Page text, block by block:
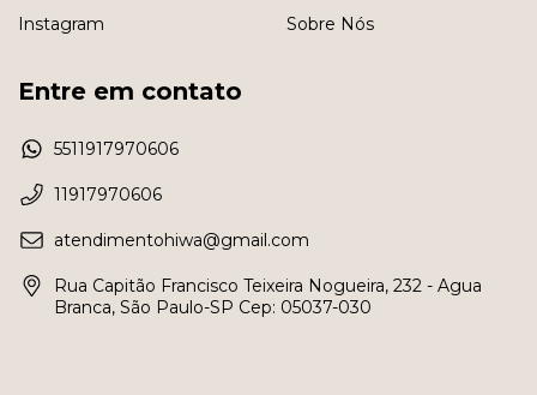
Instagram Sobre Nós
Entre em contato
5511917970606
11917970606
atendimentohiwa@gmail.com
Rua Capitão Francisco Teixeira Nogueira, 232 - Agua
Branca, São Paulo-SP Cep: 05037-030